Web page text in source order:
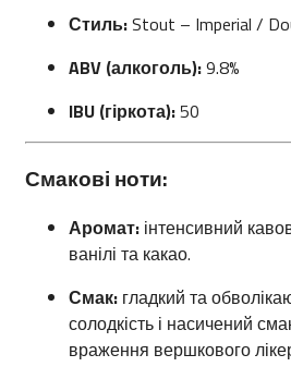
Стиль:Stout – Imperial /
ABV (алкоголь):9.8%
IBU (гіркота):50
Смакові ноти:
Аромат: інтенсивний
ванілі та какао.
Смак: гладкий та
солодкість і насичений
враження вершкового